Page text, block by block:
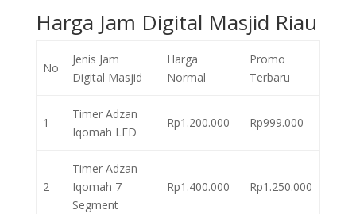
Harga Jam Digital Masjid Riau
No
Jenis Jam
Digital Masjid
Harga
Normal
Promo
Terbaru
1
Timer Adzan
Iqomah LED
Rp1.200.000 Rp999.000
2
Timer Adzan
Iqomah 7
Segment
Rp1.400.000 Rp1.250.000